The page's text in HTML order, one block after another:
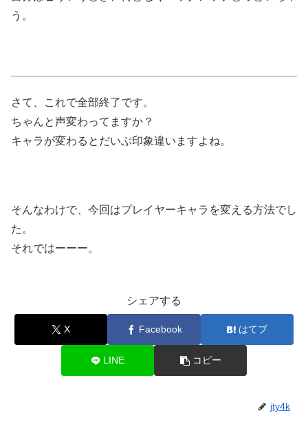
う。
さて、これで全部終了です。
ちゃんと声変わってますか？
キャラが変わるとだいぶ印象違いますよね。
そんなわけで、今回はプレイヤーキャラを変える方法でし
た。
それではーーー。
シェアする
X Facebook はてブ
LINE コピー
jty4k